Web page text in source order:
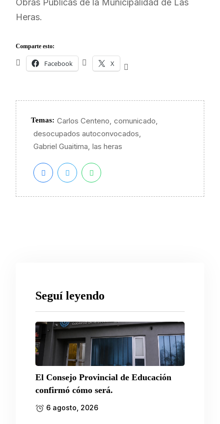
Obras Públicas de la Municipalidad de Las
Heras.
Comparte esto:
Facebook X
Temas: Carlos Centeno, comunicado,
desocupados autoconvocados,
Gabriel Guaitima, las heras
Seguí leyendo
El Consejo Provincial de Educación
confirmó cómo será.
6 agosto, 2026